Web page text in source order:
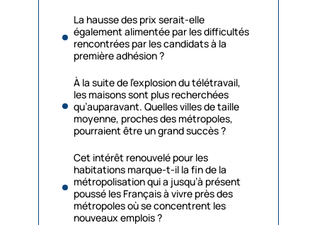
La hausse des prix serait-elle
également alimentée par les difficultés
rencontrées par les candidats à la
première adhésion ?
À la suite de l’explosion du télétravail,
les maisons sont plus recherchées
qu’auparavant. Quelles villes de taille
moyenne, proches des métropoles,
pourraient être un grand succès ?
Cet intérêt renouvelé pour les
habitations marque-t-il la fin de la
métropolisation qui a jusqu’à présent
poussé les Français à vivre près des
métropoles où se concentrent les
nouveaux emplois ?